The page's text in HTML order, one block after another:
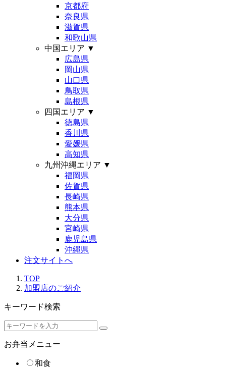
京都府
奈良県
滋賀県
和歌山県
中国エリア ▼
広島県
岡山県
山口県
鳥取県
島根県
四国エリア ▼
徳島県
香川県
愛媛県
高知県
九州沖縄エリア ▼
福岡県
佐賀県
長崎県
熊本県
大分県
宮崎県
鹿児島県
沖縄県
注文サイトへ
TOP
加盟店のご紹介
キーワード検索
お弁当メニュー
和食